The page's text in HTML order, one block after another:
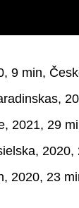
9 min,
2021, 29
2020,
2020, 23